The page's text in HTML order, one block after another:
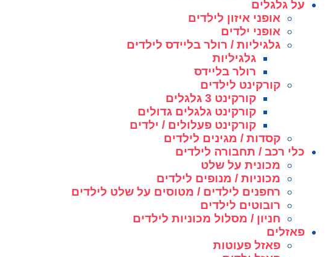
על גלגלים
אופני איזון לילדים
אופני ילדים
גלגיליות / רולר בליידס לילדים
גלגיליות
רולר בליידס
קורקינט לילדים
קורקינט 3 גלגלים
קורקינט גלגלים גדולים
קורקינט פעלולים / ילדים
קסדות / מגינים לילדים
כלי רכב / תחבורה לילדים
מכונית על שלט
מכוניות / מנופים לילדים
רחפנים לילדים / מטוסים על שלט לילדים
רובוטים לילדים
חניון / מסלול מכוניות לילדים
פאזלים
פאזל פעוטות